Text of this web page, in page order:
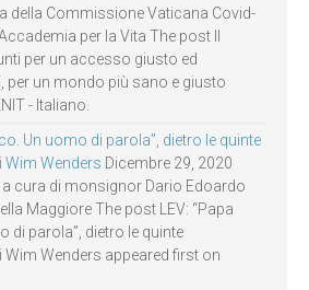
della Commissione Vaticana Covid-
per la Vita The post Il
per un accesso giusto ed
per un mondo più sano e giusto
- Italiano.
Un uomo di parola”, dietro le quinte
Wim Wenders Dicembre 29, 2020
cura di monsignor Dario Edoardo
Maggiore The post LEV: “Papa
di parola”, dietro le quinte
Wim Wenders appeared first on